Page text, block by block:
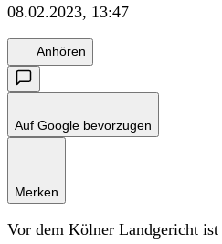
08.02.2023, 13:47
Anhören
Auf Google bevorzugen
Merken
Vor dem Kölner Landgericht ist